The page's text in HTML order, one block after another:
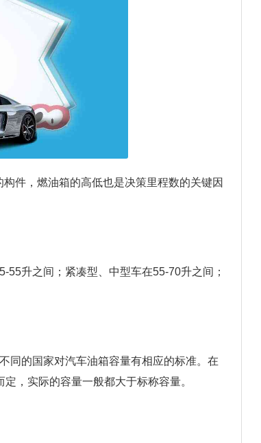
件，燃油箱的高低也是决策里程数的关键因
升之间；紧凑型、中型车在55-70升之间；
同的国家对汽车油箱容量有相应的标准。在
，实际的容量一般都大于标称容量。